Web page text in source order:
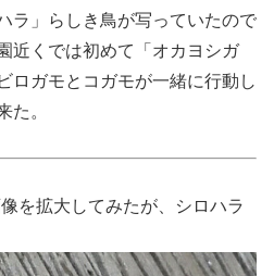
ラ」らしき鳥が写っていたので
近くでは初めて「オカヨシガ
ロガモとコガモが一緒に行動し
た。
を拡大してみたが、シロハラ